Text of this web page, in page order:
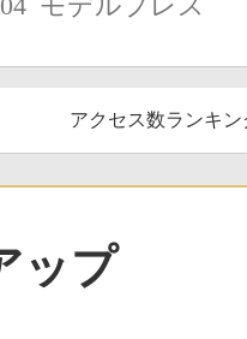
アクセス数ランキ
ップ